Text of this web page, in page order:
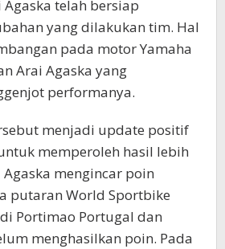
Agaska telah bersiap
yang dilakukan tim. Hal
pada motor Yamaha
Arai Agaska yang
performanya.
menjadi update positif
memperoleh hasil lebih
mengincar poin
putaran World Sportbike
Portimao Portugal dan
menghasilkan poin. Pada